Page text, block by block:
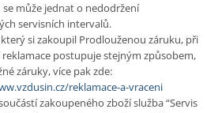
se může jednat o nedodržení
servisních intervalů.
si zakoupil Prodlouženou záruku, při
postupuje stejným způsobem,
záruky, více pak zde:
reklamace-a-vraceni
zakoupeného zboží služba “Servis